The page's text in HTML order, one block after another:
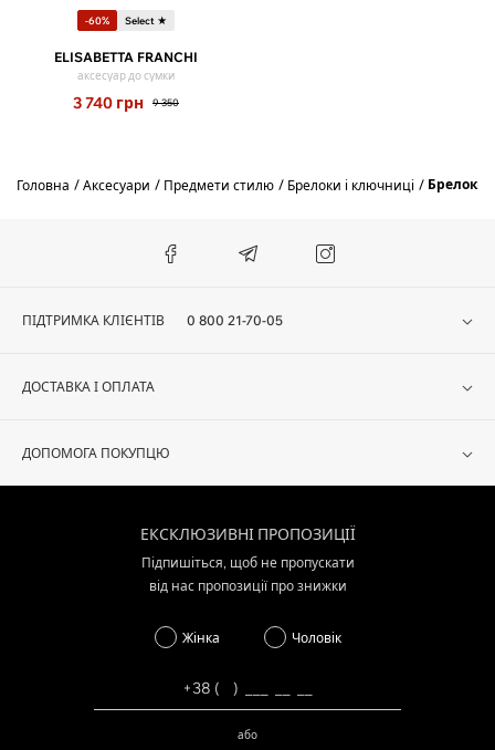
-60% Select ★
ELISABETTA FRANCHI
аксесуар до сумки
3 740 грн 9 350
Головна Аксесуари Предмети стилю Брелоки і ключниці Брелоки
ПІДТРИМКА КЛІЄНТІВ 0 800 21-70-05
ДОСТАВКА І ОПЛАТА
ДОПОМОГА ПОКУПЦЮ
ЕКСКЛЮЗИВНІ ПРОПОЗИЦІЇ
Підпишіться, щоб не пропускати
від нас пропозиції про знижки
Жінка Чоловік
або